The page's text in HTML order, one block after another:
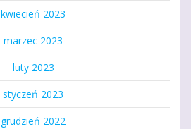
kwiecień 2023
marzec 2023
luty 2023
styczeń 2023
grudzień 2022